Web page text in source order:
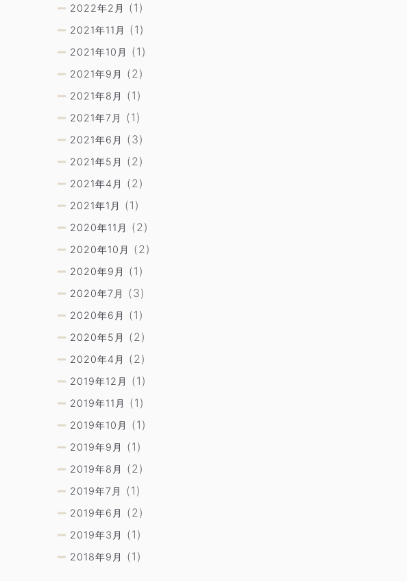
2022年2月 (1)
2021年11月 (1)
2021年10月 (1)
2021年9月 (2)
2021年8月 (1)
2021年7月 (1)
2021年6月 (3)
2021年5月 (2)
2021年4月 (2)
2021年1月 (1)
2020年11月 (2)
2020年10月 (2)
2020年9月 (1)
2020年7月 (3)
2020年6月 (1)
2020年5月 (2)
2020年4月 (2)
2019年12月 (1)
2019年11月 (1)
2019年10月 (1)
2019年9月 (1)
2019年8月 (2)
2019年7月 (1)
2019年6月 (2)
2019年3月 (1)
2018年9月 (1)